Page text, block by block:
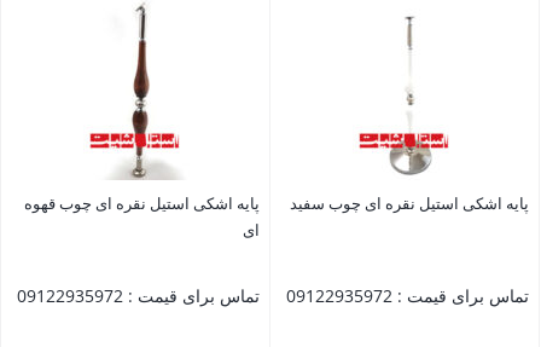
پایه اشکی استیل نقره ای چوب سفید
تماس برای قیمت : 09122935972
پایه اشکی استیل نقره ای چوب قهوه
ای
تماس برای قیمت : 09122935972